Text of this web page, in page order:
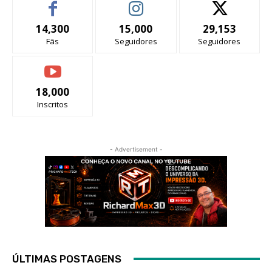
14,300
Fãs
15,000
Seguidores
29,153
Seguidores
18,000
Inscritos
- Advertisement -
ÚLTIMAS POSTAGENS